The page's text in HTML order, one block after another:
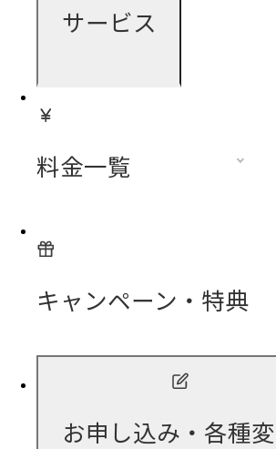
サービス
料金一覧
キャンペーン・特典
お申し込み・各種